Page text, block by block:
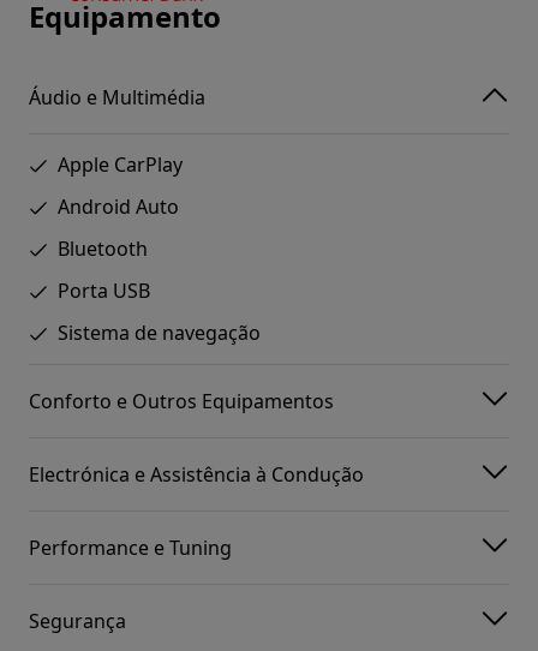
Equipamento
Áudio e Multimédia
Apple CarPlay
Android Auto
Bluetooth
Porta USB
Sistema de navegação
Conforto e Outros Equipamentos
Electrónica e Assistência à Condução
Performance e Tuning
Segurança